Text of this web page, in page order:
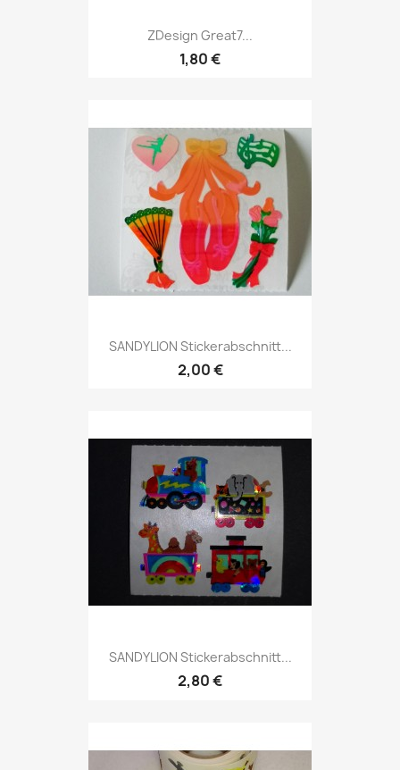
ZDesign Great7...
1,80 €
SANDYLION Stickerabschnitt...
2,00 €
SANDYLION Stickerabschnitt...
2,80 €